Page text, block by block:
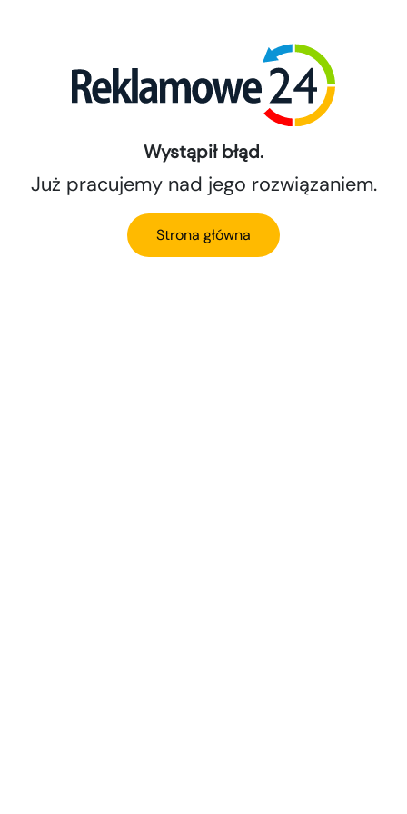
Wystąpił błąd.
Już pracujemy nad jego rozwiązaniem.
Strona główna